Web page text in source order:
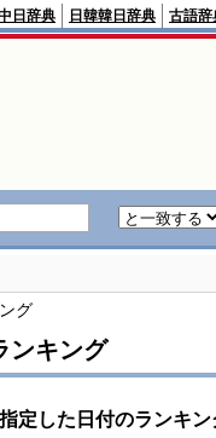
日辞典 日韓韓日辞典 古語辞
グ
ンキング
定した日付のランキ